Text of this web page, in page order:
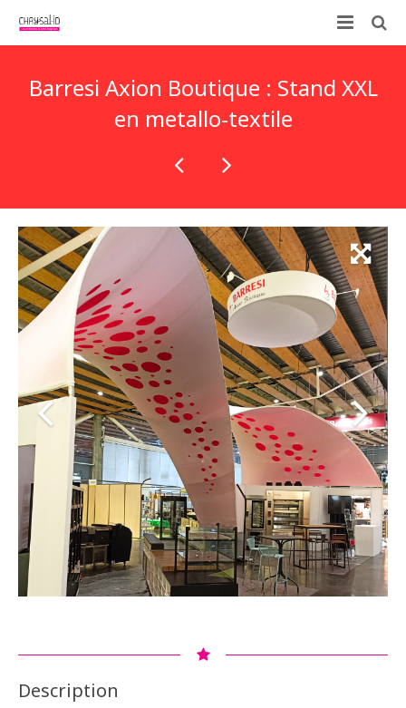
Barresi Axion Boutique : Stand XXL
en metallo-textile
Description